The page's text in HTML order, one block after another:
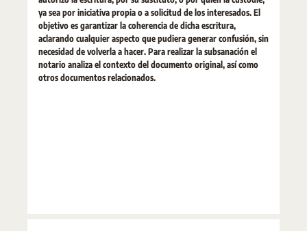
ya sea por iniciativa propia o a solicitud de los interesados. El
objetivo es garantizar la coherencia de dicha escritura,
aclarando cualquier aspecto que pudiera generar confusión, sin
necesidad de volverla a hacer. Para realizar la subsanación el
notario analiza el contexto del documento original, así como
otros documentos relacionados.